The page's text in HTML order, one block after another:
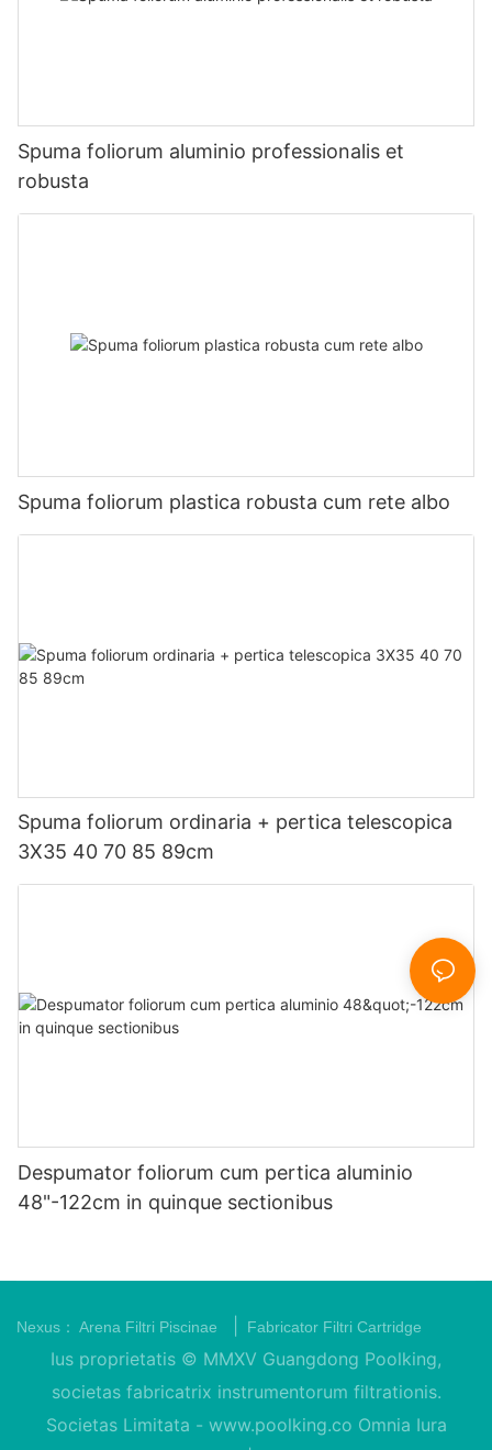
Spuma foliorum aluminio professionalis et
robusta
Spuma foliorum plastica robusta cum rete albo
Spuma foliorum ordinaria + pertica telescopica
3X35 40 70 85 89cm
Despumator foliorum cum pertica aluminio
48"-122cm in quinque sectionibus
Nexus： Arena Filtri Piscinae Fabricator Filtri Cartridge
Ius proprietatis © MMXV Guangdong Poolking,
societas fabricatrix instrumentorum filtrationis.
Societas Limitata - www.poolking.co Omnia Iura